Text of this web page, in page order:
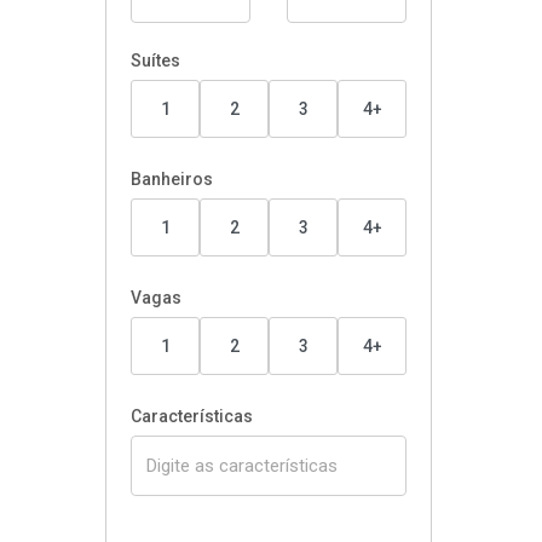
Suítes
1 2 3 4+
Banheiros
1 2 3 4+
Vagas
1 2 3 4+
Características